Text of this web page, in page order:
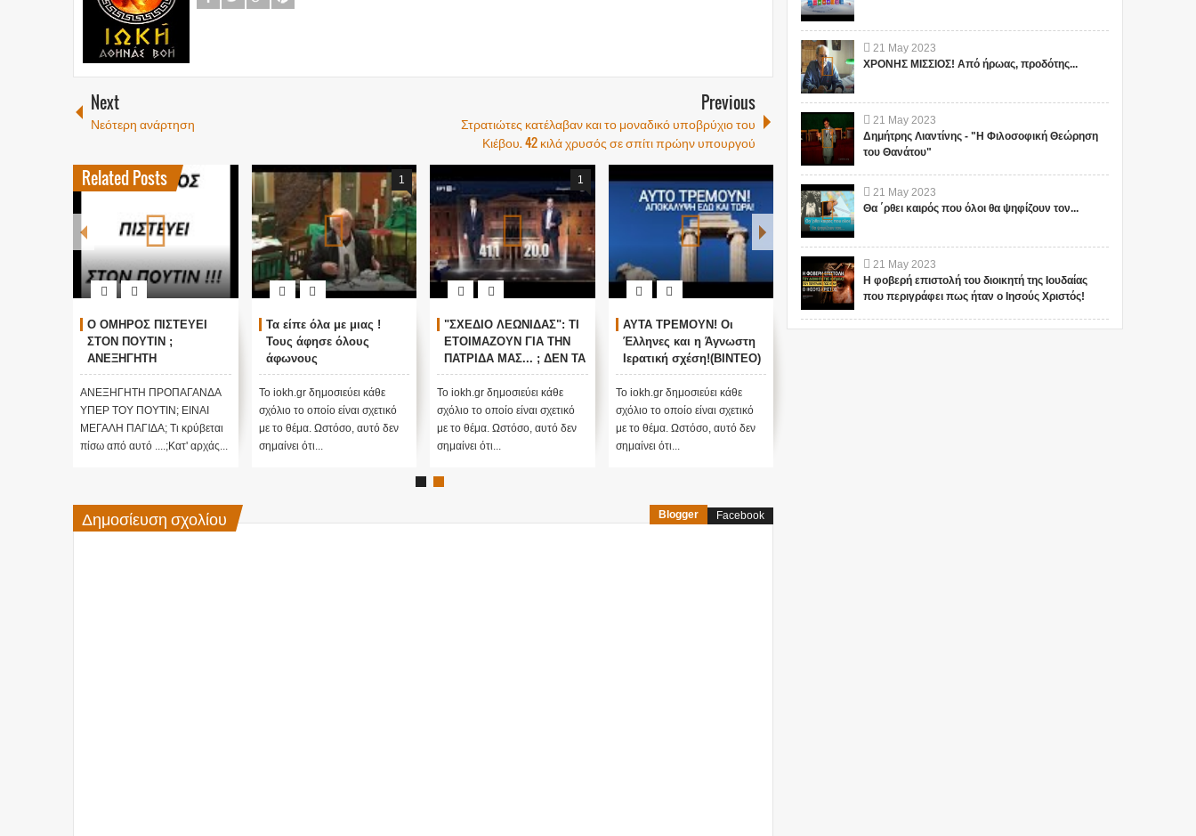
Next
Νεότερη ανάρτηση
Previous
Στρατιώτες κατέλαβαν και το μοναδικό υποβρύχιο του
Κιέβου. 42 κιλά χρυσός σε σπίτι πρώην υπουργού
Related Posts
Ο ΟΜΗΡΟΣ ΠΙΣΤΕΥΕΙ
ΣΤΟΝ ΠΟΥΤΙΝ ;
ΑΝΕΞΗΓΗΤΗ
ΠΡΟΠΑΓΑΝΔΑ ΥΠΕΡ ΤΟΥ
ΠΟΥΤΙΝ;
ΑΝΕΞΗΓΗΤΗ ΠΡΟΠΑΓΑΝΔΑ
ΥΠΕΡ ΤΟΥ ΠΟΥΤΙΝ; ΕΙΝΑΙ
ΜΕΓΑΛΗ ΠΑΓΙΔΑ; Τι κρύβεται
πίσω από αυτό ....;Κατ' αρχάς...
1
Τα είπε όλα με μιας !
Τους άφησε όλους
άφωνους
Το iokh.gr δημοσιεύει κάθε
σχόλιο το οποίο είναι σχετικό
με το θέμα. Ωστόσο, αυτό δεν
σημαίνει ότι...
1
"ΣΧΕΔΙΟ ΛΕΩΝΙΔΑΣ": ΤΙ
ΕΤΟΙΜΑΖΟΥΝ ΓΙΑ ΤΗΝ
ΠΑΤΡΙΔΑ ΜΑΣ... ; ΔΕΝ ΤΑ
ΕΙΠΕ ΤΥΧΑΙΑ ΣΤΙΣ
13/11/2015...
Το iokh.gr δημοσιεύει κάθε
σχόλιο το οποίο είναι σχετικό
με το θέμα. Ωστόσο, αυτό δεν
σημαίνει ότι...
ΑΥΤΑ ΤΡΕΜΟΥΝ! Οι
Έλληνες και η Άγνωστη
Ιερατική σχέση!(ΒΙΝΤΕΟ)
Το iokh.gr δημοσιεύει κάθε
σχόλιο το οποίο είναι σχετικό
με το θέμα. Ωστόσο, αυτό δεν
σημαίνει ότι...
Δημοσίευση σχολίου Blogger Facebook
21 May 2023
ΧΡΟΝΗΣ ΜΙΣΣΙΟΣ! Από ήρωας, προδότης...
21 May 2023
Δημήτρης Λιαντίνης - "Η Φιλοσοφική Θεώρηση
του Θανάτου"
21 May 2023
Θα ΄ρθει καιρός που όλοι θα ψηφίζουν τον...
21 May 2023
Η φοβερή επιστολή του διοικητή της Ιουδαίας
που περιγράφει πως ήταν ο Ιησούς Χριστός!